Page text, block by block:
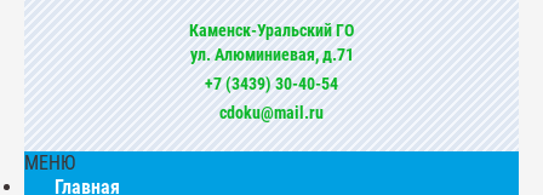
Каменск-Уральский ГО
ул. Алюминиевая, д.71
+7 (3439) 30-40-54
cdoku@mail.ru
МЕНЮ
Главная